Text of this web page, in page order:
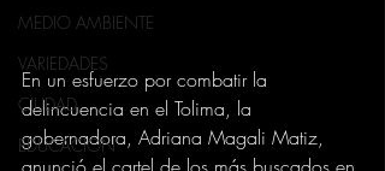
MEDIO AMBIENTE
VARIEDADES
CIUDAD
EDUCACION
En un esfuerzo por combatir la
delincuencia en el Tolima, la
gobernadora, Adriana Magali Matiz,